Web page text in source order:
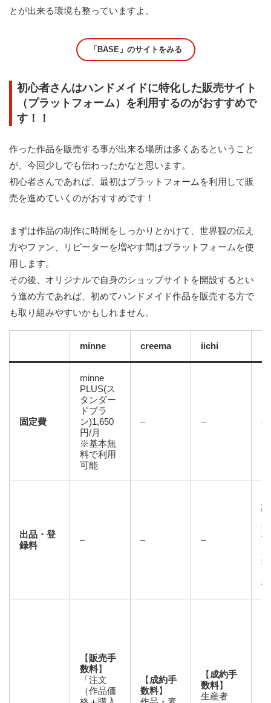
とが出来る環境も整っていますよ。
「BASE」のサイトをみる
初心者さんはハンドメイドに特化した販売サイト
（プラットフォーム）を利用するのがおすすめで
す！！
作った作品を販売する事が出来る場所は多くあるということ
が、今回少しでも伝わったかなと思います。
初心者さんであれば、最初はプラットフォームを利用して販
売を進めていくのがおすすめです！
まずは作品の制作に時間をしっかりとかけて、世界観の伝え
方やファン、リピーターを増やす間はプラットフォームを使
用します。
その後、オリジナルで自身のショップサイトを開設するとい
う進め方であれば、初めてハンドメイド作品を販売する方で
も取り組みやすいかもしれません。
minne creema iichi
固定費
minne
PLUS(ス
タンダー
ドプラ
ン)1,650
円/月
※基本無
料で利用
可能
– – –
出品・登
録料
– – –
【販売手
数料】
「注文
（作品価
【成約手
数料】
【成約手
数料】
生産者